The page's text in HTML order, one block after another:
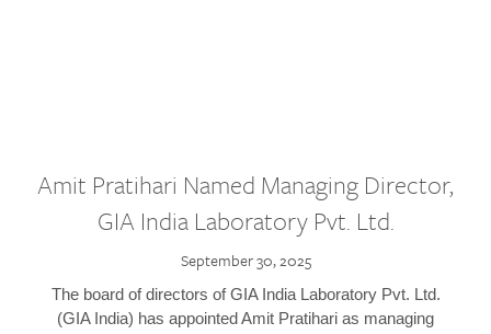
Amit Pratihari Named Managing Director,
GIA India Laboratory Pvt. Ltd.
September 30, 2025
The board of directors of GIA India Laboratory Pvt. Ltd.
(GIA India) has appointed Amit Pratihari as managing